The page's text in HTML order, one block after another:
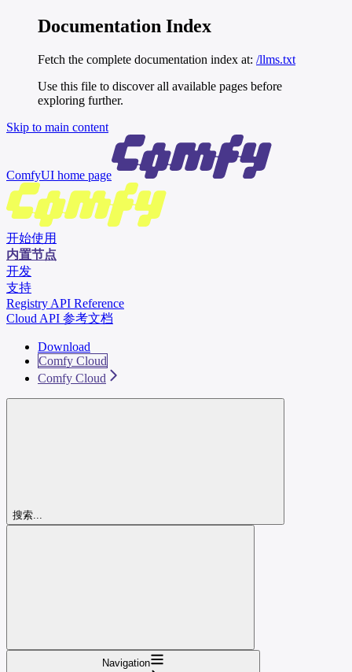
Documentation Index
Fetch the complete documentation index at: /llms.txt
Use this file to discover all available pages before
exploring further.
Skip to main content
ComfyUI home page
开始使用
内置节点
开发
支持
Registry API Reference
Cloud API 参考文档
Download
Comfy Cloud
Comfy Cloud
搜索...
Navigation